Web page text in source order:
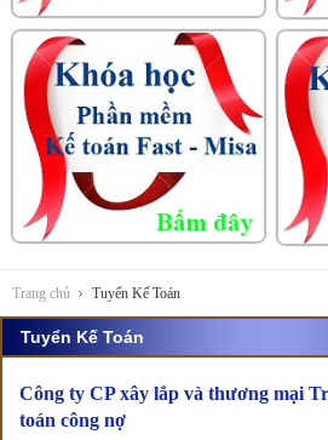
Trang chủ Tuyển Kế Toán
Tuyển Kế Toán
Công ty CP xây lắp và thương mại
toán công nợ